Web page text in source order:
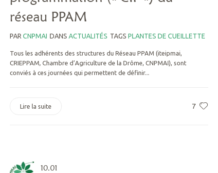
réseau PPAM
PAR CNPMAI DANS ACTUALITÉS TAGS PLANTES DE CUEILLETTE
Tous les adhérents des structures du Réseau PPAM (iteipmai,
CRIEPPAM, Chambre d’Agriculture de la Drôme, CNPMAI), sont
conviés à ces journées qui permettent de définir...
7
Lire la suite
10.01